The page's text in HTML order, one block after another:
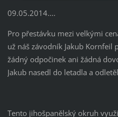
09.05.2014....
Pro přestávku mezi velkými
už náš závodník Jakub Kornfeil
žádný odpočinek ani žádná
Jakub nasedl do letadla a
Tento jihošpanělský okruh